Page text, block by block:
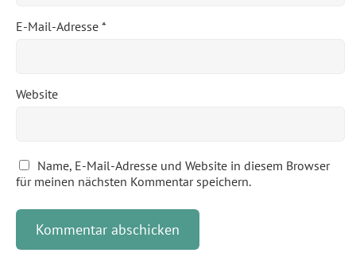
E-Mail-Adresse *
Website
Name, E-Mail-Adresse und Website in diesem Browser
für meinen nächsten Kommentar speichern.